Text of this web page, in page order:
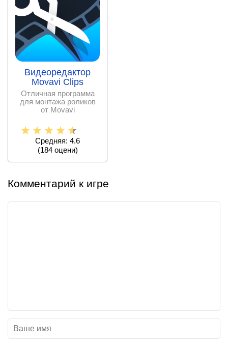
Видеоредактор
Movavi Clips
Отличная программа
для монтажа роликов
от Movavi
Средняя: 4.6
(184оцени)
Комментарий к игре